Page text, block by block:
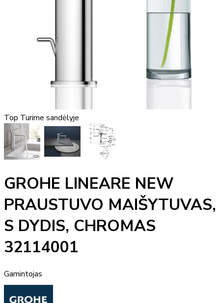
Top Turime sandėlyje
GROHE LINEARE NEW
PRAUSTUVO MAIŠYTUVAS,
S DYDIS, CHROMAS
32114001
Gamintojas